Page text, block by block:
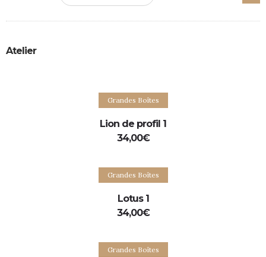
Atelier
Ajouter au panier
Grandes Boîtes
Lion de profil 1
34,00€
Ajouter au panier
Grandes Boîtes
Lotus 1
34,00€
Ajouter au panier
Grandes Boîtes